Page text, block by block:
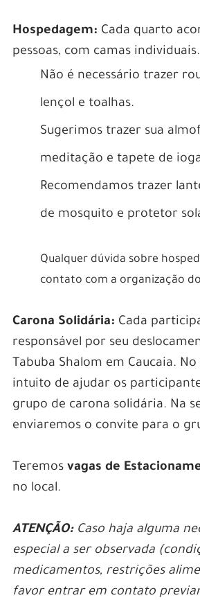
Hospedagem: Cada quarto
pessoas, com camas individuais.
Não é necessário trazer
lençol e toalhas.
Sugerimos trazer sua
meditação e tapete de
Recomendamos trazer
de mosquito e protetor
Qualquer dúvida sobre
contato com a organização
Carona Solidária: Cada
responsável por seu
Tabuba Shalom em Caucaia.
intuito de ajudar os
grupo de carona solidária. Na
enviaremos o convite para o
Teremos vagas de
no local.
ATENÇÃO:Caso haja alguma
especial a ser observada
medicamentos, restrições
favor entrar em contato